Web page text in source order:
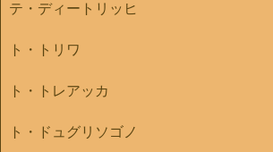
テ・ディートリッヒ
ト・トリワ
ト・トレアッカ
ト・ドュグリソゴノ